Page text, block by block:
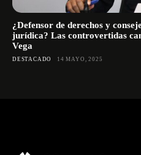
¿Defensor de derechos y
jurídica? Las controvertidas
Vega
DESTACADO 14 MAYO, 2025